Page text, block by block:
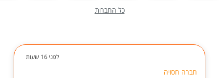
כל החברות
לפני 16 שעות
חברה חסויה